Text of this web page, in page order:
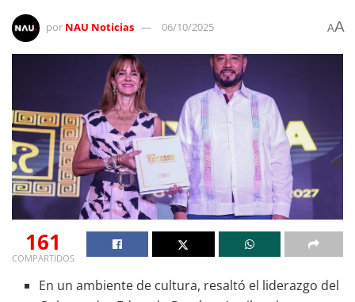
por NAU Noticias 06/10/2025 AA
161
COMPARTIDOS
En un ambiente de cultura, resaltó el liderazgo del